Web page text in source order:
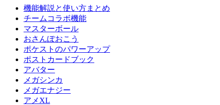
機能解説と使い方まとめ
チームコラボ機能
マスターボール
おさんぽおこう
ポケストのパワーアップ
ポストカードブック
アバター
メガシンカ
メガエナジー
アメXL